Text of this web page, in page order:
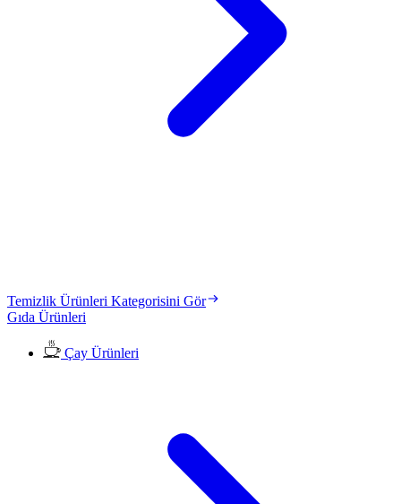
Temizlik Ürünleri Kategorisini Gör
Gıda Ürünleri
Çay Ürünleri